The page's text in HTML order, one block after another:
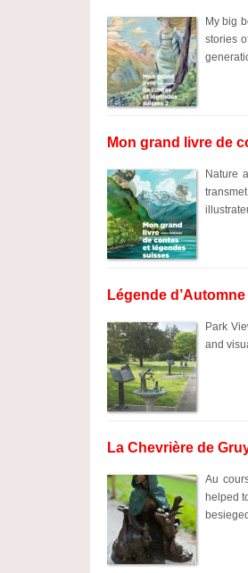
My big
stories
Mon grand livre de
Nature
Légende d’Automne
Park
and
La Chevrière de
Au
helped